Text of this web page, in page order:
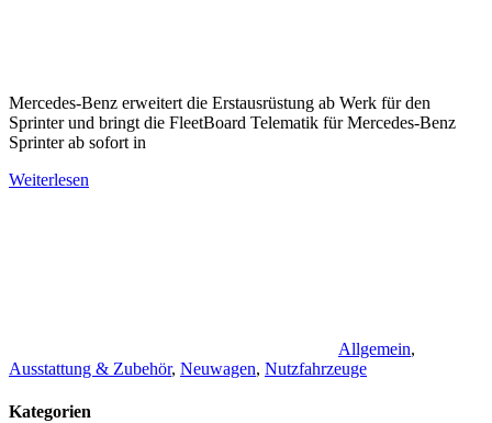
Mercedes-Benz erweitert die Erstausrüstung ab Werk für den
Sprinter und bringt die FleetBoard Telematik für Mercedes-Benz
Sprinter ab sofort in
Weiterlesen
Allgemein,
Ausstattung & Zubehör, Neuwagen, Nutzfahrzeuge
Kategorien